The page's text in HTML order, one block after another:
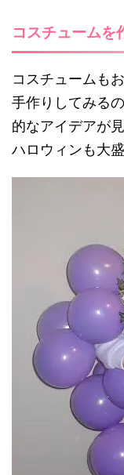
コスチュームを
コスチュームも
手作りしてみる
的なアイデアが
ハロウィンも大盛